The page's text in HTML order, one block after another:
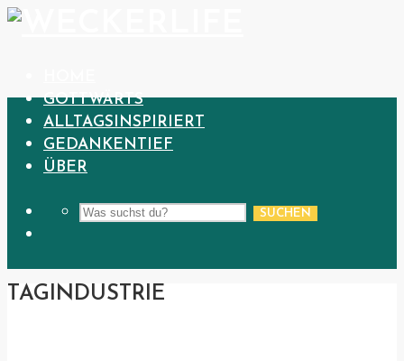
GOTTWÄRTS
ALLTAGSINSPIRIERT
GEDANKENTIEF
ÜBER
SUCHEN
TAGINDUSTRIE